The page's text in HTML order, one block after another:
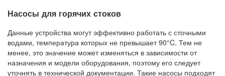
Насосы для горячих стоков
Данные устройства могут эффективно работать с сточными
водами, температура которых не превышает 90°C. Тем не
менее, это значение может изменяться в зависимости от
назначения и модели оборудования, поэтому его следует
уточнять в технической документации. Такие насосы подходят